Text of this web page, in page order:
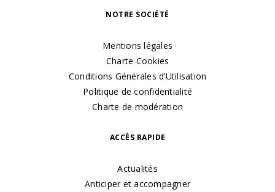
NOTRE SOCIÉTÉ
Mentions légales
Charte Cookies
Conditions Générales d’Utilisation
Politique de confidentialité
Charte de modération
ACCÈS RAPIDE
Actualités
Anticiper et accompagner